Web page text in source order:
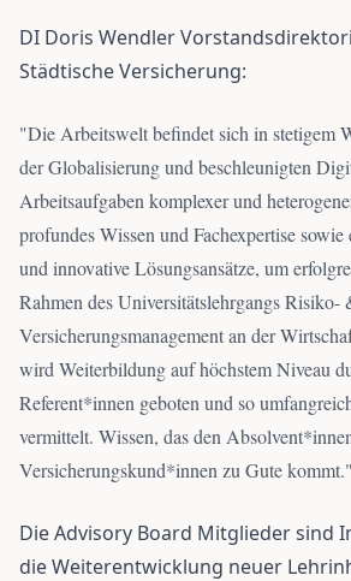
DI Doris Wendler
Städtische Versicherung:
"Die Arbeitswelt befindet sich in stetigem
der Globalisierung und beschleunigten
Arbeitsaufgaben komplexer und
profundes Wissen und Fachexpertise
und innovative Lösungsansätze, um
Rahmen des Universitätslehrgangs Risiko-
Versicherungsmanagement an der
wird Weiterbildung auf höchstem Niveau
Referent*innen geboten und so
vermittelt. Wissen, das den
Versicherungskund*innen zu Gute kommt."
Die Advisory Board Mitglieder sind
die Weiterentwicklung neuer